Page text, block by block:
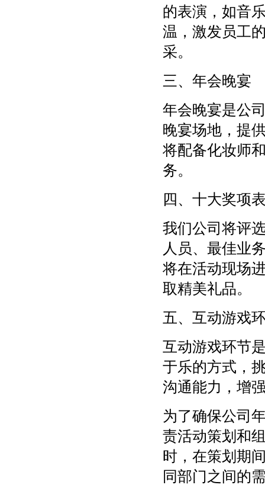
的表演，如音
温，激发员工
采。
三、年会晚宴
年会晚宴是公
晚宴场地，提
将配备化妆师
务。
四、十大奖项
我们公司将评
人员、最佳业
将在活动现场
取精美礼品。
五、互动游戏
互动游戏环节
于乐的方式，
沟通能力，增
为了确保公司
责活动策划和
时，在策划期
同部门之间的